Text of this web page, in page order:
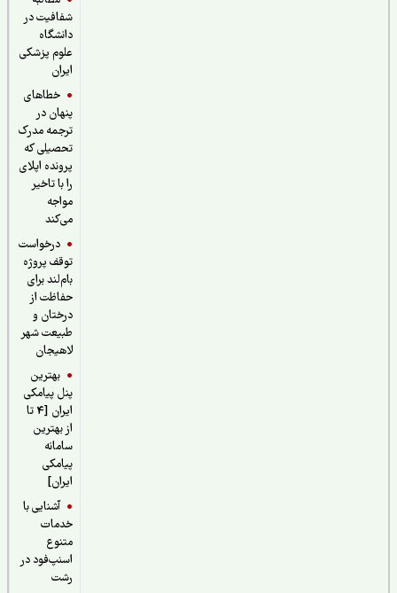
شفافیت در
دانشگاه
علوم پزشکی
خطاهای
پنهان در
ترجمه مدرک
تحصیلی که
پرونده اپلای
را با تاخیر
درخواست
توقف پروژه
بام‌لند برای
حفاظت از
درختان و
طبیعت شهر
لاهیجان
بهترین
پنل پیامکی
ایران [4 تا
از بهترین
سامانه
پیامکی
آشنایی با
خدمات
اسنپ‌فود در